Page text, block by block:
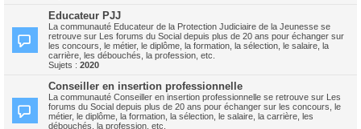
Educateur PJJ
La communauté Educateur de la Protection Judiciaire de la Jeunesse se
retrouve sur Les forums du Social depuis plus de 20 ans pour échanger sur
les concours, le métier, le diplôme, la formation, la sélection, le salaire, la
carrière, les débouchés, la profession, etc.
Sujets : 2020
Conseiller en insertion professionnelle
La communauté Conseiller en insertion professionnelle se retrouve sur Les
forums du Social depuis plus de 20 ans pour échanger sur les concours, le
métier, le diplôme, la formation, la sélection, le salaire, la carrière, les
débouchés, la profession, etc.